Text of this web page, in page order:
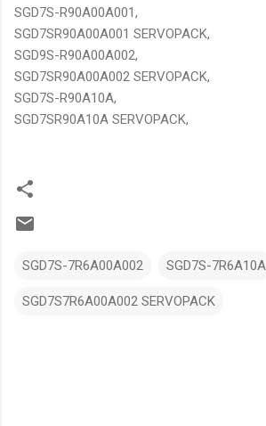
SGD7S-R90A00A001,
SGD7SR90A00A001 SERVOPACK,
SGD9S-R90A00A002,
SGD7SR90A00A002 SERVOPACK,
SGD7S-R90A10A,
SGD7SR90A10A SERVOPACK,
SGD7S-7R6A00A002 SGD7S-7R6A10A
SGD7S7R6A00A002 SERVOPACK